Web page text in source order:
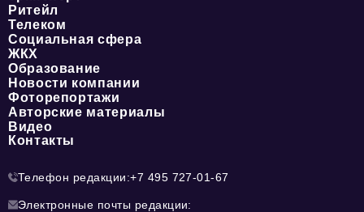
Ритейл
Телеком
Социальная сфера
ЖКХ
Образование
Новости компании
Фоторепортажи
Авторские материалы
Видео
Контакты
Телефон редакции:+7 495 727-01-67
Электронные почты редакции: